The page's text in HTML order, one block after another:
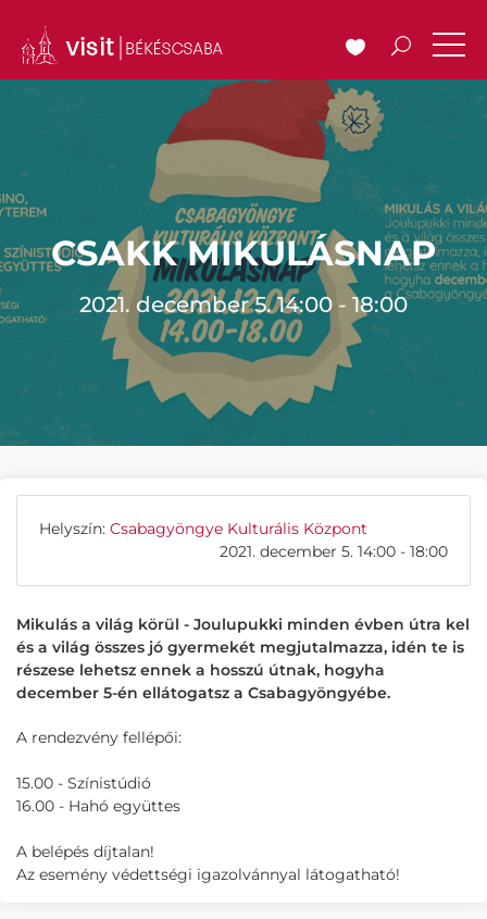
CSAKK MIKULÁSNAP
2021. december 5. 14:00 - 18:00
Helyszín: Csabagyöngye Kulturális Központ
2021. december 5. 14:00 - 18:00
Mikulás a világ körül - Joulupukki minden évben útra kel
és a világ összes jó gyermekét megjutalmazza, idén te is
részese lehetsz ennek a hosszú útnak, hogyha
december 5-én ellátogatsz a Csabagyöngyébe.
A rendezvény fellépői:
15.00 - Színistúdió
16.00 - Hahó együttes
A belépés díjtalan!
Az esemény védettségi igazolvánnyal látogatható!